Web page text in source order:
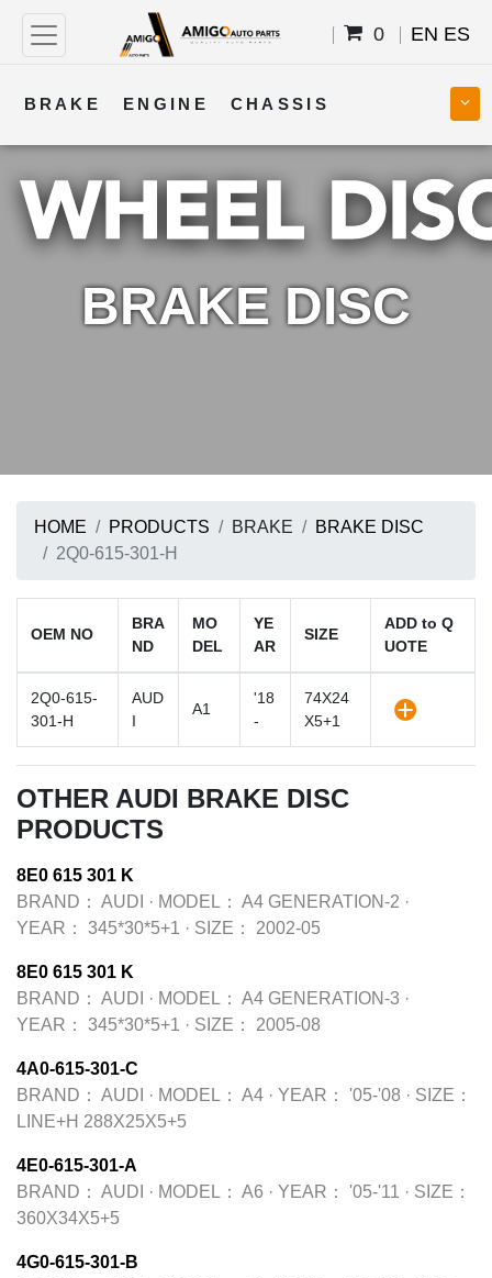
0 EN ES
BRAKE ENGINE CHASSIS
COOLING STEERING BODY
TRANSMISSION FUEL ELECTRICAL
BRAKE DISC
HOME PRODUCTS BRAKE
BRAKE DISC
2Q0-615-301-H
OEM NO
BRA
ND
MO
DEL
YE
AR
SIZE
ADD to Q
UOTE
2Q0-615-
301-H
AUD
I
A1
'18
-
74X24
X5+1
OTHER AUDI BRAKE DISC
PRODUCTS
8E0 615 301 K
BRAND： AUDI · MODEL： A4 GENERATION-2 ·
YEAR：
345*30*5+1 · SIZE： 2002-05
8E0 615 301 K
BRAND： AUDI · MODEL： A4 GENERATION-3 ·
YEAR：
345*30*5+1 · SIZE： 2005-08
4A0-615-301-C
BRAND： AUDI · MODEL： A4 · YEAR： '05-'08 · SIZE：
LINE+H 288X25X5+5
4E0-615-301-A
BRAND： AUDI · MODEL： A6 · YEAR： '05-'11 · SIZE：
360X34X5+5
4G0-615-301-B